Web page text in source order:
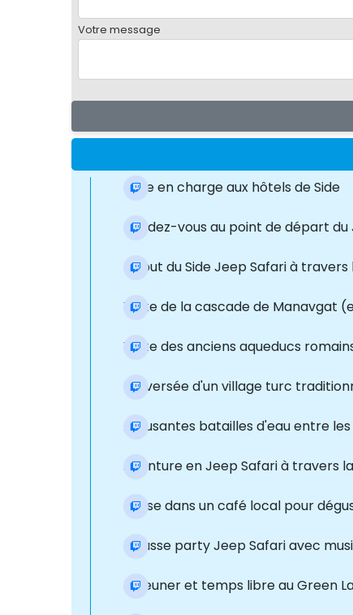
Votre message
Prise en charge aux hôtels de Side
Rendez-vous au point de départ
Début du Side Jeep Safari à
Visite de la cascade de Manavgat
Visite des anciens aqueducs
Traversée d'un village turc
Amusantes batailles d'eau entre les
Aventure en Jeep Safari à travers
Pause dans un café local pour
Mousse party Jeep Safari avec
Déjeuner et temps libre au Green